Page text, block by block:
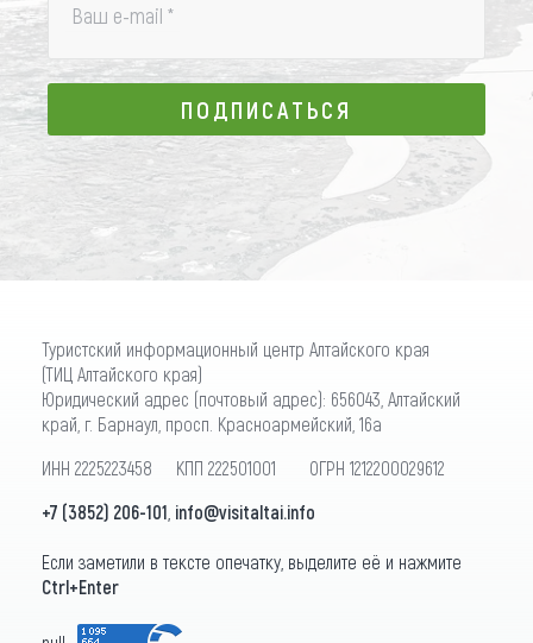
Ваш e-mail *
ПОДПИСАТЬСЯ
ПОДПИСАТЬСЯ
Туристский информационный центр Алтайского края
(ТИЦ Алтайского края)
Юридический адрес (почтовый адрес): 656043, Алтайский
край, г. Барнаул, просп. Красноармейский, 16а
ИНН 2225223458 КПП 222501001 ОГРН 1212200029612
+7 (3852) 206-101 info@visitaltai.info
Если заметили в тексте опечатку, выделите её и нажмите
Ctrl+Enter